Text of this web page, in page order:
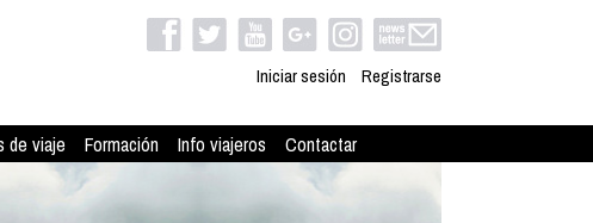
Iniciar sesión Registrarse
de viaje Formación Info viajeros Contactar